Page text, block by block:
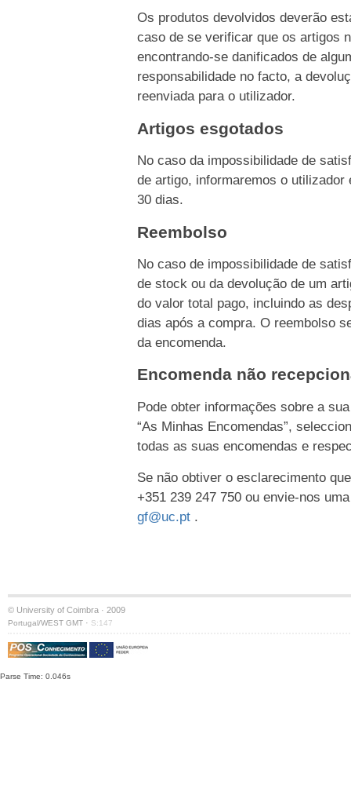
Os produtos devolvidos deverão
caso de se verificar que os artigos
encontrando-se danificados de
responsabilidade no facto, a
reenviada para o utilizador.
Artigos esgotados
No caso da impossibilidade de
de artigo, informaremos o
30 dias.
Reembolso
No caso de impossibilidade de
de stock ou da devolução de um
do valor total pago, incluindo as
dias após a compra. O reembolso
da encomenda.
Encomenda não
Pode obter informações sobre a
“As Minhas Encomendas”,
todas as suas encomendas e
Se não obtiver o esclarecimento
+351 239 247 750 ou envie-nos
gf@uc.pt .
© University of Coimbra · 2009
Portugal/WEST GMT · S:147
Parse Time: 0.046s